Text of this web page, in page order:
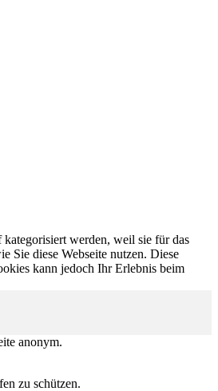
werden, weil sie für das
Sie diese Webseite nutzen. Diese
kann jedoch Ihr Erlebnis beim
anonym.
zu schützen.